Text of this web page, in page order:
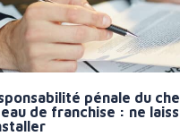
pénale du
de franchise : ne